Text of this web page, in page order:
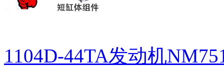
1104D-44TA发动机